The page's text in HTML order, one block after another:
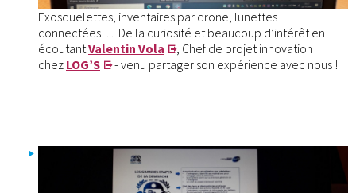
Exosquelettes, inventaires par drone, lunettes
connectées… De la curiosité et beaucoup d’intérêt en
écoutantValentin Vola
, Chef de projet innovation
chez LOG’S - venu partager son expérience avec nous !